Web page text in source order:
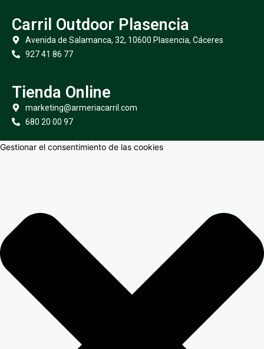
Carril Outdoor Plasencia
Avenida de Salamanca, 32, 10600 Plasencia, Cáceres
927 41 86 77
Tienda Online
marketing@armeriacarril.com
680 20 00 97
Gestionar el consentimiento de las cookies